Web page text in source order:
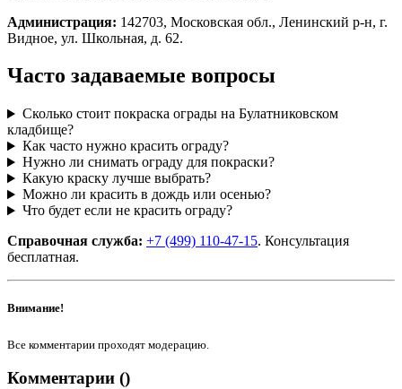
Администрация: 142703, Московская обл., Ленинский р-н, г.
Видное, ул. Школьная, д. 62.
Часто задаваемые вопросы
Сколько стоит покраска ограды на Булатниковском
кладбище?
Как часто нужно красить ограду?
Нужно ли снимать ограду для покраски?
Какую краску лучше выбрать?
Можно ли красить в дождь или осенью?
Что будет если не красить ограду?
Справочная служба: +7 (499) 110-47-15. Консультация
бесплатная.
Внимание!
Все комментарии проходят модерацию.
Комментарии ()